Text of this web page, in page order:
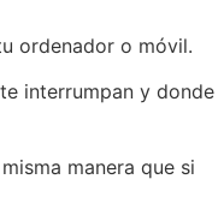
ordenador o móvil.
interrumpan y donde
manera que si